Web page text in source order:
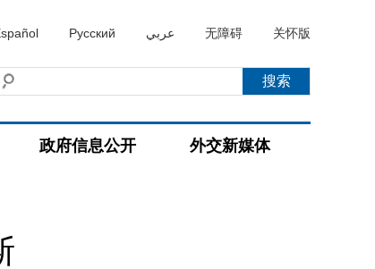
Русский عربي 无障碍 关怀版
政府信息公开 外交新媒体